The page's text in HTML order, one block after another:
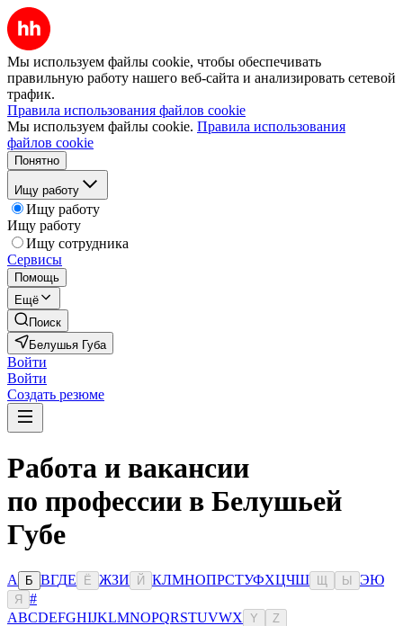
Мы используем файлы cookie, чтобы обеспечивать
правильную работу нашего веб-сайта и анализировать сетевой
трафик.
Правила использования файлов cookie
Мы используем файлы cookie. Правила использования
файлов cookie
Понятно
Ищу работу
Ищу работу
Ищу работу
Ищу сотрудника
Сервисы
Помощь
Ещё
Поиск
Белушья Губа
Войти
Войти
Создать резюме
Работа и вакансии
по профессии в Белушьей
Губе
А Б ВГДЕ Ё ЖЗИ Й КЛМНОПРСТУФХЦЧШ Ы ЭЮ
Я
#
ABCDEFGHIJKLMNOPQRSTUVWX Y Z